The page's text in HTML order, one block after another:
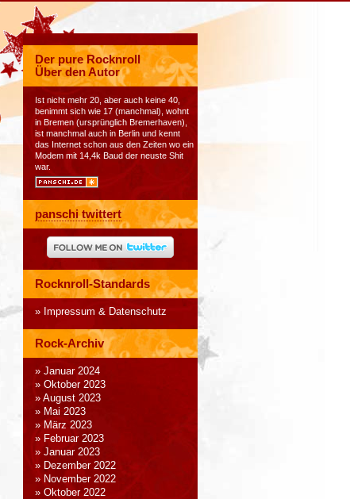
Der pure Rocknroll
Über den Autor
Ist nicht mehr 20, aber auch keine 40,
benimmt sich wie 17 (manchmal), wohnt
in Bremen (ursprünglich Bremerhaven),
ist manchmal auch in Berlin und kennt
das Internet schon aus den Zeiten wo ein
Modem mit 14,4k Baud der neuste Shit
war.
panschi twittert
Rocknroll-Standards
Impressum & Datenschutz
Rock-Archiv
Januar 2024
Oktober 2023
August 2023
Mai 2023
März 2023
Februar 2023
Januar 2023
Dezember 2022
November 2022
Oktober 2022